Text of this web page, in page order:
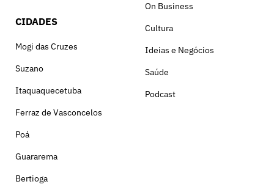
CIDADES
Mogi das Cruzes
Suzano
Itaquaquecetuba
Ferraz de Vasconcelos
Poá
Guararema
Bertioga
On Business
Cultura
Ideias e Negócios
Saúde
Podcast